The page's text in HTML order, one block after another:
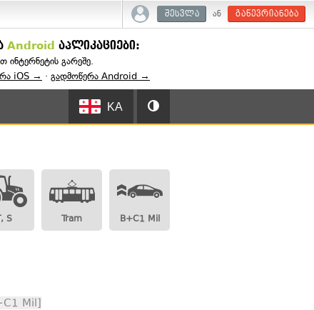
შესვლა ან გაწევრიანება
Android აპლიკაციები:
ინტერნეტის გარეშე.
iOS → · გადმოწერა Android →
KA
S Tram B+C1 Mil
Mil]